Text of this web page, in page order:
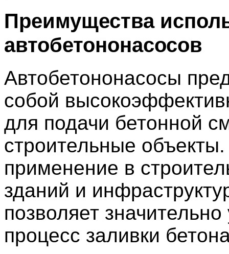
Преимущества
автобетононасосов
Автобетононасосы
собой
для подачи бетонной
строительные
применение в
зданий и
позволяет значительно
процесс заливки